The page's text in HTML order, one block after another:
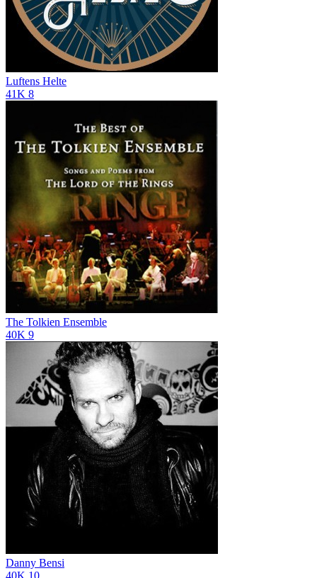
Luftens Helte
41K 8
The Tolkien Ensemble
40K 9
Danny Bensi
40K 10